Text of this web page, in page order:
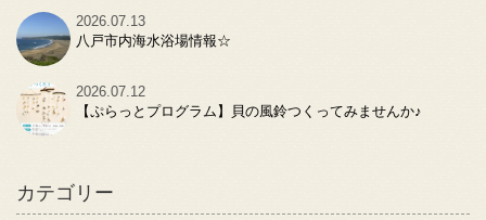
2026.07.13
八戸市内海水浴場情報☆
2026.07.12
【ぷらっとプログラム】貝の風鈴つくってみませんか♪
カテゴリー